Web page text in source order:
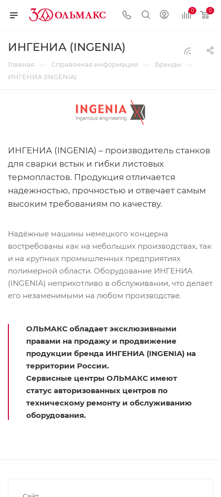
0 0
ИНГЕНИА (INGENIA)
Главная — Справочная информация — Бренды —
ИНГЕНИА (INGENIA)
ИНГЕНИА (INGENIA) – производитель станков
для сварки встык и гибки листовых
термопластов. Продукция отличается
надежностью, прочностью и отвечает самым
высоким требованиям по качеству.
Надёжные машины немецкого концерна
востребованы как на небольших производствах, так
и на крупных промышленных предприятиях
полимерной области. Оборудование ИНГЕНИА
(INGENIA) неприхотливо в обслуживании, что делает
его незаменимыми на любом производстве.
ОЛЬМАКС обладает эксклюзивными
правами на продажу и продвижение
продукции бренда ИНГЕНИА (INGENIA) на
территории России.
Сервисные центры ОЛЬМАКС имеют
статус авторизованных центров по
техническому ремонту и обслуживанию
оборудования.